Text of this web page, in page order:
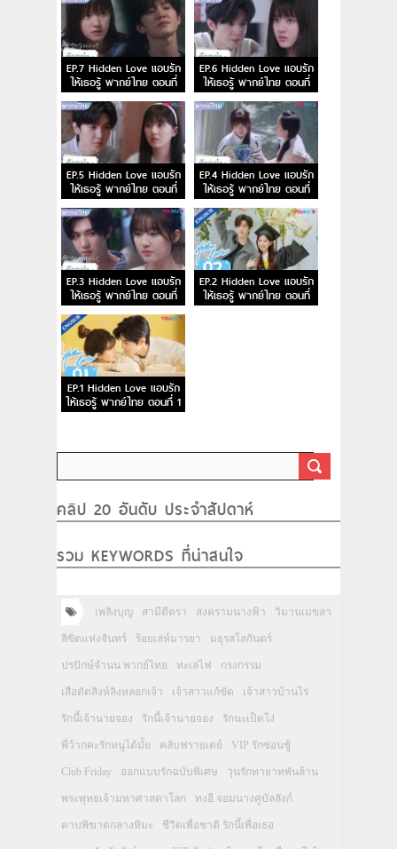
EP.7 Hidden Love แอบรัก
ให้เธอรู้ พากย์ไทย ตอนที่
7
EP.6 Hidden Love แอบรัก
ให้เธอรู้ พากย์ไทย ตอนที่
6
EP.5 Hidden Love แอบรัก
ให้เธอรู้ พากย์ไทย ตอนที่
5
EP.4 Hidden Love แอบรัก
ให้เธอรู้ พากย์ไทย ตอนที่
4
EP.3 Hidden Love แอบรัก
ให้เธอรู้ พากย์ไทย ตอนที่
3
EP.2 Hidden Love แอบรัก
ให้เธอรู้ พากย์ไทย ตอนที่
2
EP.1 Hidden Love แอบรัก
ให้เธอรู้ พากย์ไทย ตอนที่ 1
คลิป 20 อันดับ ประจำสัปดาห์
รวม KEYWORDS ที่น่าสนใจ
เพลิงบุญ สามีตีตรา สงครามนางฟ้า วิมานเมขลา
ลิขิตแห่งจันทร์ ร้อยเล่ห์มารยา มธุรสโลกันตร์
ปรปักษ์จำนน พากย์ไทย ทะเลไฟ กรงกรรม
เสือตัดสิงห์ลิงหลอกเจ้า เจ้าสาวแก้ขัด เจ้าสาวบ้านไร่
รักนี้เจ้านายจอง รักนี้เจ้านายจอง รักนะเป็ดโง่
พี่ว้ากคะรักหนูได้มั้ย คลับฟรายเดย์ VIP รักซ่อนชู้
Club Friday ออกแบบรักฉบับพิเศษ วุ่นรักทายาทพันล้าน
พระพุทธเจ้ามหาศาสดาโลก ทงอี จอมนางคู่บัลลังก์
ดาบพิฆาตกลางหิมะ ชีวิตเพื่อชาติ รักนี้เพื่อเธอ